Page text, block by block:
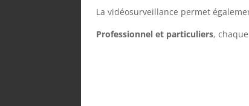
La vidéosurveillance permet
Professionnel et particuliers,